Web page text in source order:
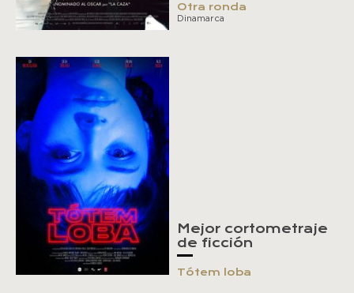
Otra ronda
Dinamarca
Mejor cortometraje
de ficción
Tótem loba